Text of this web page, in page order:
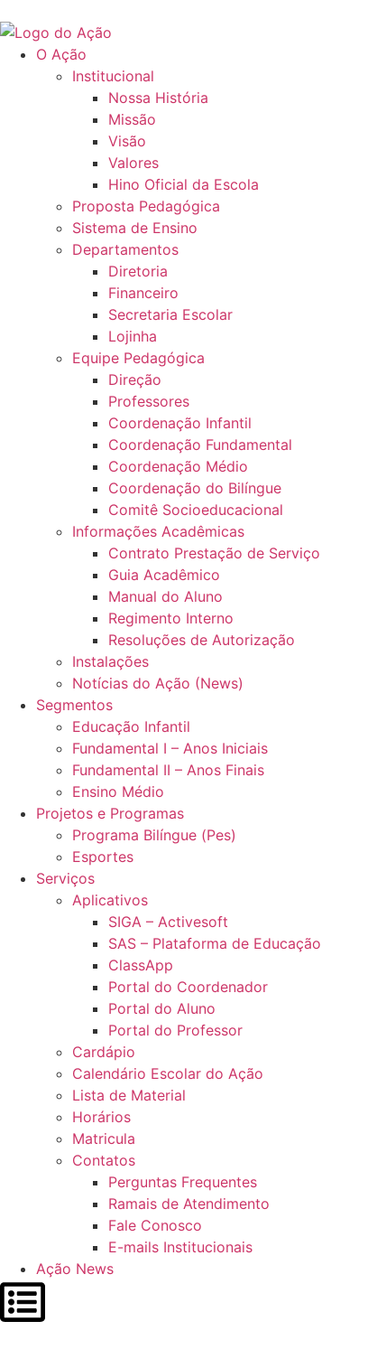
O Ação
Institucional
Nossa História
Missão
Visão
Valores
Hino Oficial da Escola
Proposta Pedagógica
Sistema de Ensino
Departamentos
Diretoria
Financeiro
Secretaria Escolar
Lojinha
Equipe Pedagógica
Direção
Professores
Coordenação Infantil
Coordenação Fundamental
Coordenação Médio
Coordenação do Bilíngue
Comitê Socioeducacional
Informações Acadêmicas
Contrato Prestação de Serviço
Guia Acadêmico
Manual do Aluno
Regimento Interno
Resoluções de Autorização
Instalações
Notícias do Ação (News)
Segmentos
Educação Infantil
Fundamental I – Anos Iniciais
Fundamental II – Anos Finais
Ensino Médio
Projetos e Programas
Programa Bilíngue (Pes)
Esportes
Serviços
Aplicativos
SIGA – Activesoft
SAS – Plataforma de Educação
ClassApp
Portal do Coordenador
Portal do Aluno
Portal do Professor
Cardápio
Calendário Escolar do Ação
Lista de Material
Horários
Matricula
Contatos
Perguntas Frequentes
Ramais de Atendimento
Fale Conosco
E-mails Institucionais
Ação News